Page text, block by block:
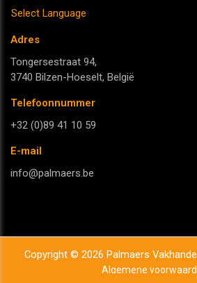
Select Language
Adres
Tongersestraat 94,
3740 Bilzen-Hoeselt, België
Telefoonnummer
+32 (0)89 41 10 59
E-mail
info@palmaers.be
Copyright © 2026 Palmaers
Algemene